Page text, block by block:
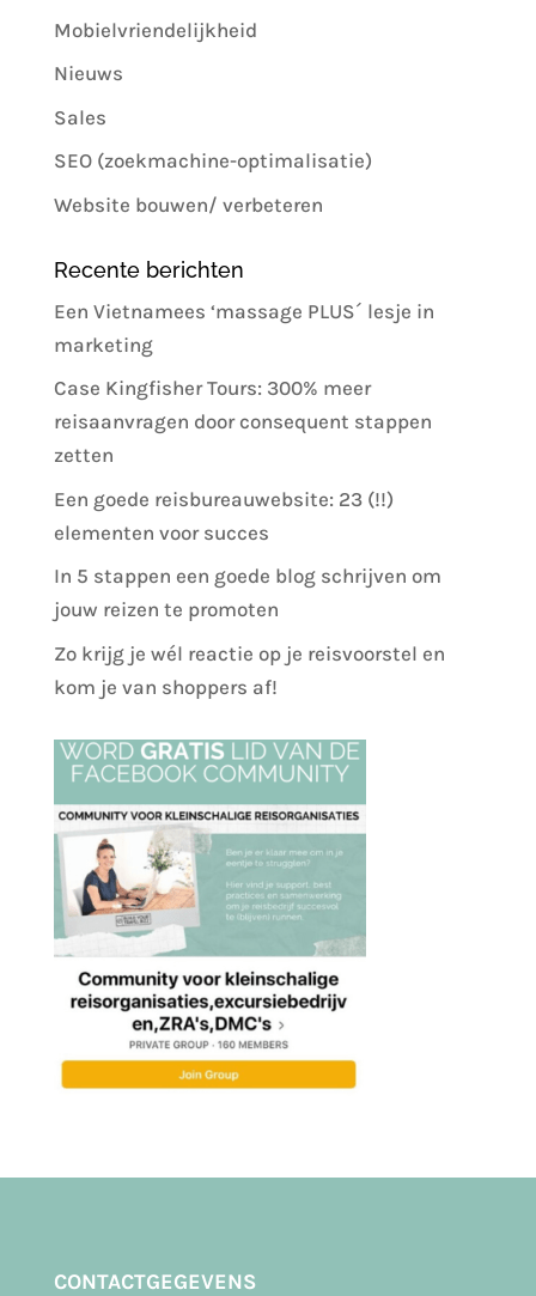
Mobielvriendelijkheid
Nieuws
Sales
SEO (zoekmachine-optimalisatie)
Website bouwen/ verbeteren
Recente berichten
Een Vietnamees ‘massage PLUS´ lesje in
marketing
Case Kingfisher Tours: 300% meer
reisaanvragen door consequent stappen
zetten
Een goede reisbureauwebsite: 23 (!!)
elementen voor succes
In 5 stappen een goede blog schrijven om
jouw reizen te promoten
Zo krijg je wél reactie op je reisvoorstel en
kom je van shoppers af!
CONTACTGEGEVENS